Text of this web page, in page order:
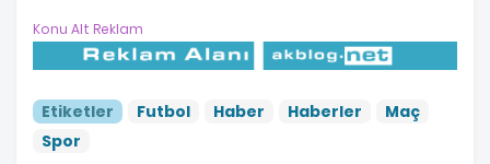
Konu Alt Reklam
Etiketler Futbol Haber Haberler
Maç
Spor